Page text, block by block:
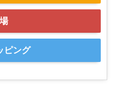
ピング